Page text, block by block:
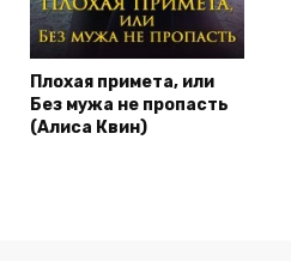
Плохая примета, или
Без мужа не пропасть
(Алиса Квин)